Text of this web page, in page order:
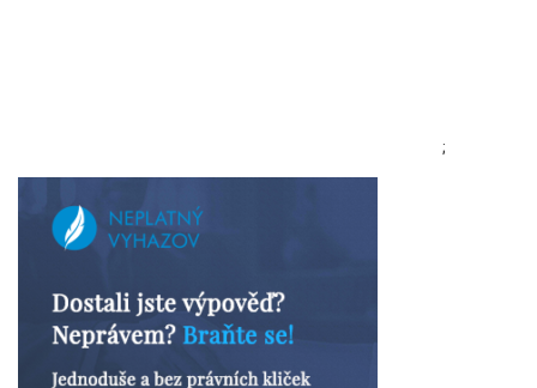
;